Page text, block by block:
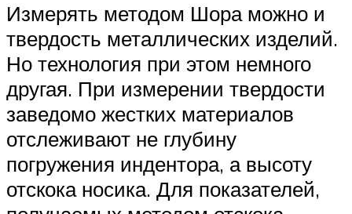
Измерять методом Шора можно и
твердость металлических изделий.
Но технология при этом немного
другая. При измерении твердости
заведомо жестких материалов
отслеживают не глубину
погружения индентора, а высоту
отскока носика. Для показателей,